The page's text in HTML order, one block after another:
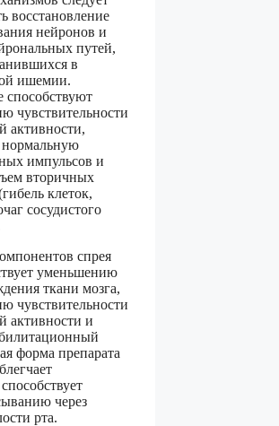
восстановление
нейронов и
путей,
в
ишемии.
чувствительности
активности,
нормальную
импульсов и
вторичных
клеток,
сосудистого
спрея
уменьшению
ткани мозга,
чувствительности
активности и
форма препарата
через
рта.